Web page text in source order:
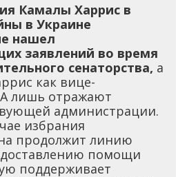
Камалы Харрис в
в Украине
нашел
заявлений во время
сенаторства, а
как вице-
лишь отражают
администрации.
избрания
продолжит линию
помощи
поддерживает